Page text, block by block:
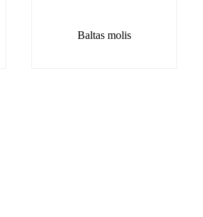
Baltas molis